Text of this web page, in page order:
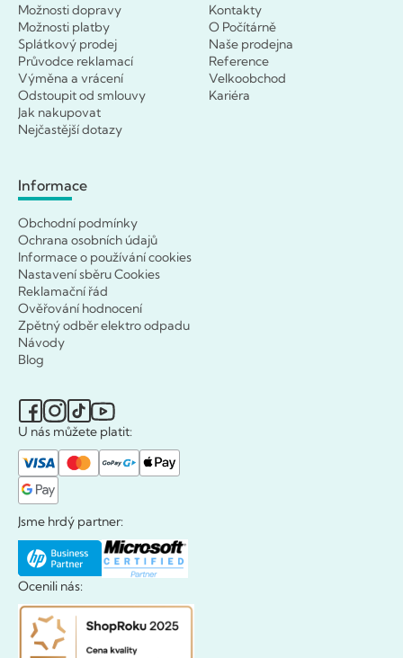
Možnosti dopravy
Možnosti platby
Splátkový prodej
Průvodce reklamací
Výměna a vrácení
Odstoupit od smlouvy
Jak nakupovat
Nejčastější dotazy
Kontakty
O Počítárně
Naše prodejna
Reference
Velkoobchod
Kariéra
Informace
Obchodní podmínky
Ochrana osobních údajů
Informace o používání cookies
Nastavení sběru Cookies
Reklamační řád
Ověřování hodnocení
Zpětný odběr elektro odpadu
Návody
Blog
U nás můžete platit:
Jsme hrdý partner:
Ocenili nás: